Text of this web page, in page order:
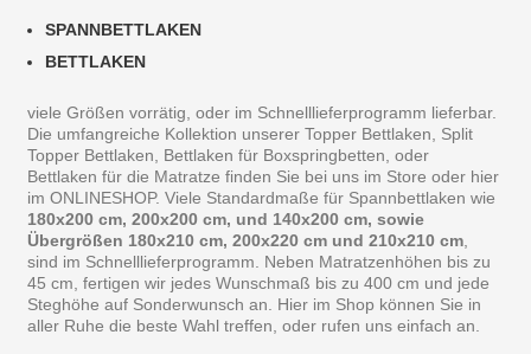
SPANNBETTLAKEN
BETTLAKEN
viele Größen vorrätig, oder im Schnelllieferprogramm lieferbar.
Die umfangreiche Kollektion unserer Topper Bettlaken, Split
Topper Bettlaken, Bettlaken für Boxspringbetten, oder
Bettlaken für die Matratze finden Sie bei uns im Store oder hier
im ONLINESHOP. Viele Standardmaße für Spannbettlaken wie
180x200 cm, 200x200 cm, und 140x200 cm, sowie
Übergrößen 180x210 cm, 200x220 cm und 210x210 cm
sind im Schnelllieferprogramm. Neben Matratzenhöhen bis zu
45 cm, fertigen wir jedes Wunschmaß bis zu 400 cm und jede
Steghöhe auf Sonderwunsch an. Hier im Shop können Sie in
aller Ruhe die beste Wahl treffen, oder rufen uns einfach an.